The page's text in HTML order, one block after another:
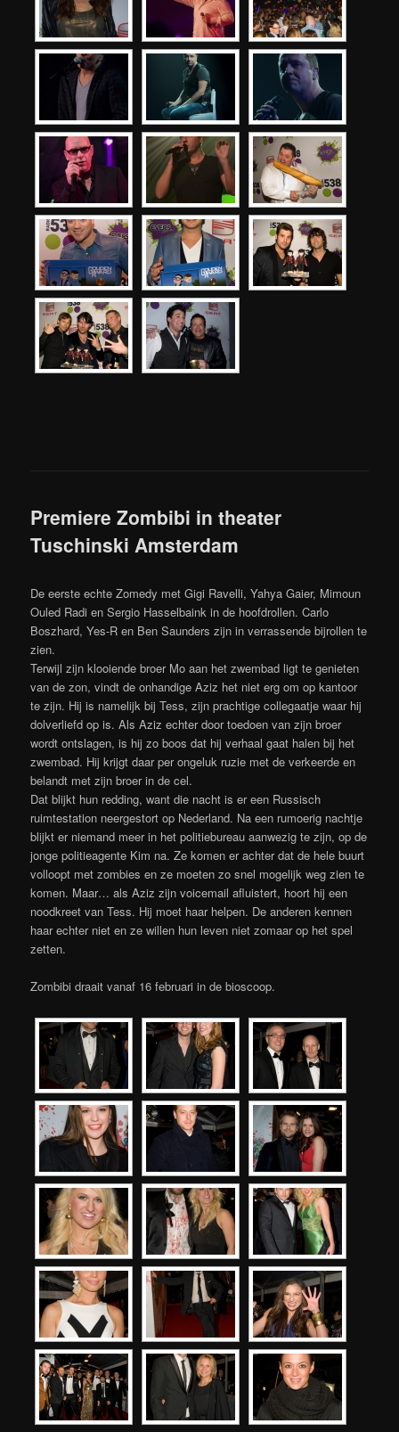
Premiere Zombibi in theater
Tuschinski Amsterdam
De eerste echte Zomedy met Gigi Ravelli, Yahya Gaier, Mimoun
Ouled Radi en Sergio Hasselbaink in de hoofdrollen. Carlo
Boszhard, Yes-R en Ben Saunders zijn in verrassende bijrollen te
zien.
Terwijl zijn klooiende broer Mo aan het zwembad ligt te genieten
van de zon, vindt de onhandige Aziz het niet erg om op kantoor
te zijn. Hij is namelijk bij Tess, zijn prachtige collegaatje waar hij
dolverliefd op is. Als Aziz echter door toedoen van zijn broer
wordt ontslagen, is hij zo boos dat hij verhaal gaat halen bij het
zwembad. Hij krijgt daar per ongeluk ruzie met de verkeerde en
belandt met zijn broer in de cel.
Dat blijkt hun redding, want die nacht is er een Russisch
ruimtestation neergestort op Nederland. Na een rumoerig nachtje
blijkt er niemand meer in het politiebureau aanwezig te zijn, op de
jonge politieagente Kim na. Ze komen er achter dat de hele buurt
volloopt met zombies en ze moeten zo snel mogelijk weg zien te
komen. Maar… als Aziz zijn voicemail afluistert, hoort hij een
noodkreet van Tess. Hij moet haar helpen. De anderen kennen
haar echter niet en ze willen hun leven niet zomaar op het spel
zetten.
Zombibi draait vanaf 16 februari in de bioscoop.